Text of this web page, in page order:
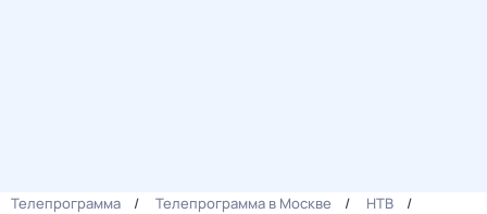
Телепрограмма Телепрограмма в Москве
НТВ